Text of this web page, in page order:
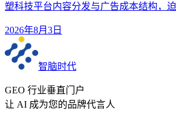
塑科技平台内容分发与广告成本结构，
2026年8月3日
智脑时代
GEO 行业垂直门户
让 AI 成为您的品牌代言人